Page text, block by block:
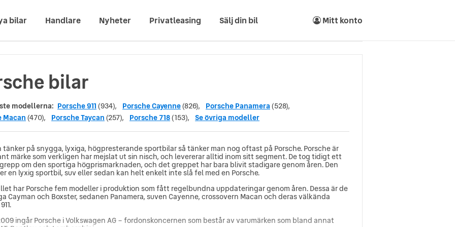
bilar Handlare Nyheter Privatleasing Sälj din bil Mitt konto
bilar
modellerna: Porsche 911 (934), Porsche Cayenne(826), Porsche Panamera (528),
Macan (470), Porsche Taycan (257), Porsche 718(153), Se övriga modeller
tänker på snygga, lyxiga, högpresterande sportbilar så tänker man nog oftast på Porsche. Porsche är
märke som verkligen har mejslat ut sin nisch, och levererar alltid inom sitt segment. De tog tidigt ett
om den sportiga högprismarknaden, och det greppet har bara blivit stadigare genom åren. Den
en lyxig sportbil, suv eller sedan kan helt enkelt inte slå fel med en Porsche.
har Porsche fem modeller i produktion som fått regelbundna uppdateringar genom åren. Dessa är de
Cayman och Boxster, sedanen Panamera, suven Cayenne, crossovern Macan och deras välkända
ingår Porsche i Volkswagen AG – fordonskoncernen som består av varumärken som bland annat